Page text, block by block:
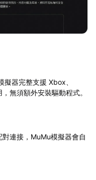
器完整支援 Xbox、
無須額外安裝驅動程式。
連接，MuMu模擬器會自